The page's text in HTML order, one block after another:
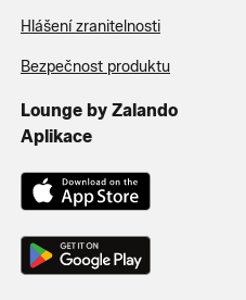
Hlášení zranitelnosti
Bezpečnost produktu
Lounge by Zalando
Aplikace